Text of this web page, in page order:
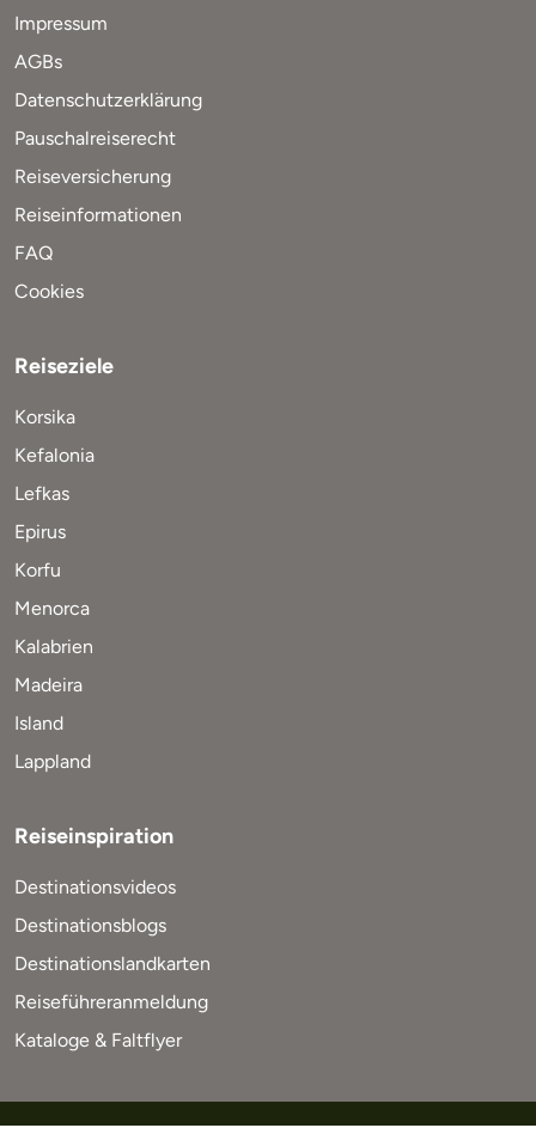
Impressum
AGBs
Datenschutzerklärung
Pauschalreiserecht
Reiseversicherung
Reiseinformationen
FAQ
Cookies
Reiseziele
Korsika
Kefalonia
Lefkas
Epirus
Korfu
Menorca
Kalabrien
Madeira
Island
Lappland
Reiseinspiration
Destinationsvideos
Destinationsblogs
Destinationslandkarten
Reiseführeranmeldung
Kataloge & Faltflyer